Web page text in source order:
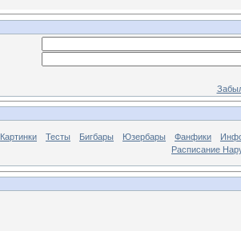
Картинки Тесты Бигбары Юзербары Фанфики
Расписание